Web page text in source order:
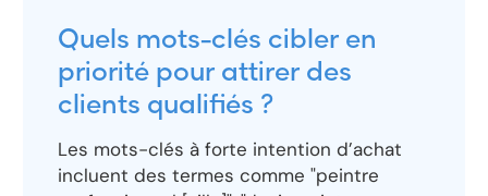
Quels mots-clés cibler en
priorité pour attirer des
clients qualifiés ?
Les mots-clés à forte intention d’achat
incluent des termes comme "peintre